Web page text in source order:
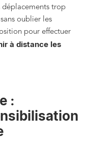
déplacements trop
oublier les
pour effectuer
à distance les
: